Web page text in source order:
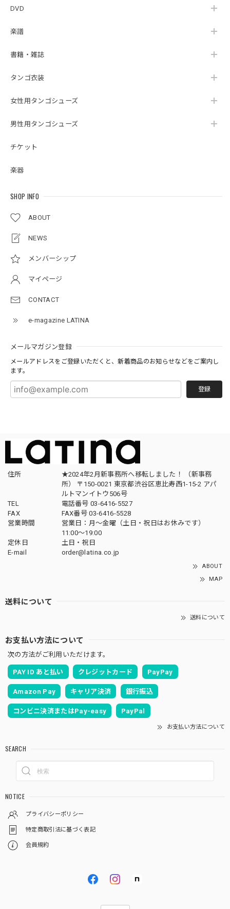
DVD
楽譜
書籍・雑誌
タンゴ衣装
女性用タンゴシューズ
男性用タンゴシューズ
チケット
楽器
SHOP INFO
ABOUT
NEWS
メンバーシップ
マイページ
CONTACT
e-magazine LATINA
メールマガジン登録
メールアドレスをご登録いただくと、新着商品のお知らせなどをご案内し
ます。
登録
住所
★2024年2月新事務所へ移転しました！ （新事務
所） 〒150-0021 東京都渋谷区恵比寿西1-15-2 アパ
ルトマンイトウ506号
TEL
電話番号 03-6416-5527
FAX
FAX番号 03-6416-5528
営業時間
営業日：月〜金曜（土日・祝日はお休みです）
11:00〜19:00
定休日
土日・祝日
E-mail
order@latina.co.jp
ABOUT
MAP
送料について
送料について
お支払い方法について
次の方法がご利用いただけます。
PAY ID あと払い クレジットカード PayPay
Amazon Pay キャリア決済 銀行振込
コンビニ決済またはPay-easy PayPal
お支払い方法について
SEARCH
NOTICE
プライバシーポリシー
特定商取引法に基づく表記
会員規約